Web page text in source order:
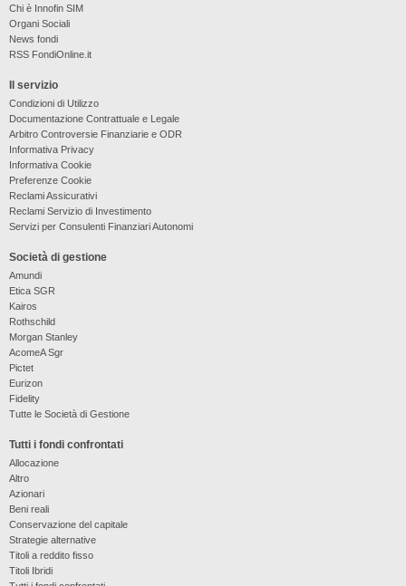
Chi è Innofin SIM
Organi Sociali
News fondi
RSS FondiOnline.it
Il servizio
Condizioni di Utilizzo
Documentazione Contrattuale e Legale
Arbitro Controversie Finanziarie e ODR
Informativa Privacy
Informativa Cookie
Preferenze Cookie
Reclami Assicurativi
Reclami Servizio di Investimento
Servizi per Consulenti Finanziari Autonomi
Società di gestione
Amundi
Etica SGR
Kairos
Rothschild
Morgan Stanley
AcomeA Sgr
Pictet
Eurizon
Fidelity
Tutte le Società di Gestione
Tutti i fondi confrontati
Allocazione
Altro
Azionari
Beni reali
Conservazione del capitale
Strategie alternative
Titoli a reddito fisso
Titoli Ibridi